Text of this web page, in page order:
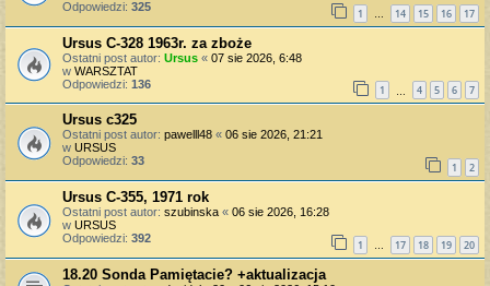
Odpowiedzi: 325 1 … 14 15 16 17
Ursus C-328 1963r. za zboże
Ostatni post autor: Ursus « 07 sie 2026, 6:48
w WARSZTAT
Odpowiedzi: 136 1 4 5 6 7
Ursus c325
Ostatni post autor: pawelll48 « 06 sie 2026, 21:21
w URSUS
Odpowiedzi: 33 1 2
Ursus C-355, 1971 rok
Ostatni post autor: szubinska « 06 sie 2026, 16:28
w URSUS
Odpowiedzi: 392 1 … 17 18 19 20
18.20 Sonda Pamiętacie? +aktualizacja